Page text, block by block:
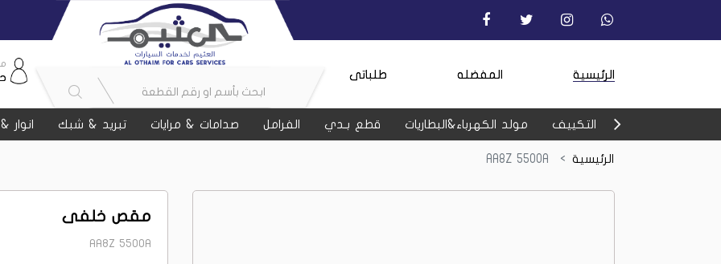
الرئيسية المفضله طلباتى
التكييف مولد الكهرباء&البطاريات قطع بـدي الفرامل صدامات & مرايات تبريد & شبك انوار
الرئيسية
مقص خلفى
AA8Z 5500A